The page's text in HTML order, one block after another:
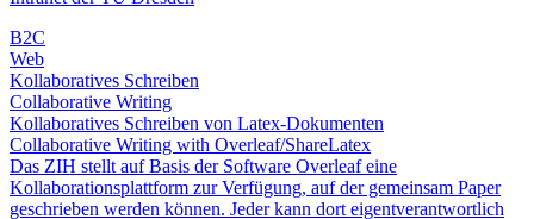
B2C
Web
Kollaboratives Schreiben
Collaborative Writing
Kollaboratives Schreiben von Latex-Dokumenten
Collaborative Writing with Overleaf/ShareLatex
Das ZIH stellt auf Basis der Software Overleaf eine
Kollaborationsplattform zur Verfügung, auf der gemeinsam Paper
geschrieben werden können. Jeder kann dort eigentverantwortlich